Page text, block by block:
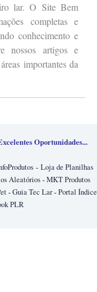
lar. O Site Bem
completas e
conhecimento e
nossos artigos e
importantes da
Oportunidades...
- Loja de Planilhas
Aleatórios-MKT Produtos
-Guia Tec Lar-Portal Índice
PLR